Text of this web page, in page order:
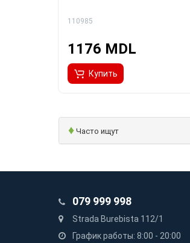
110985
1176 MDL
Купить
♦ Часто ищут
079 999 998
Strada Burebista 112/1
График работы: 8:00 - 20:00